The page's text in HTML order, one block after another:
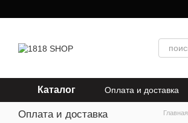
Каталог Оплата и доставка
Главная
Оплата и доставка